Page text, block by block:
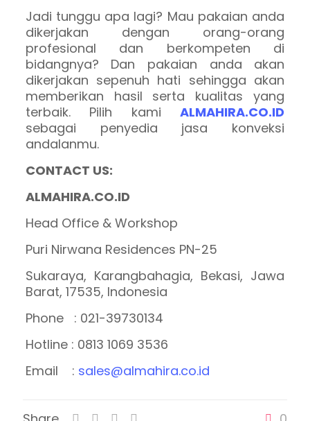
Jadi tunggu apa lagi? Mau pakaian anda
dikerjakan dengan orang-orang
profesional dan berkompeten di
bidangnya? Dan pakaian anda akan
dikerjakan sepenuh hati sehingga akan
memberikan hasil serta kualitas yang
terbaik. Pilih kamiALMAHIRA.CO.ID
sebagai penyedia jasa konveksi
andalanmu.
CONTACT US:
ALMAHIRA.CO.ID
Head Office & Workshop
Puri Nirwana Residences PN-25
Sukaraya, Karangbahagia, Bekasi, Jawa
Barat, 17535, Indonesia
Phone : 021-39730134
Hotline : 0813 1069 3536
Email : sales@almahira.co.id